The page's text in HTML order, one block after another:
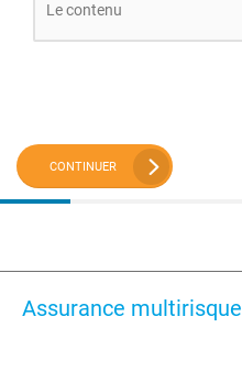
Le contenu
CONTINUER
Assurance multirisque